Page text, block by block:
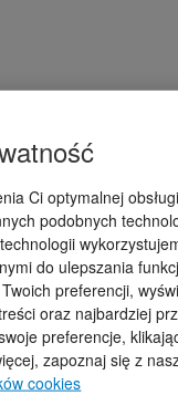
Ci optymalnej
podobnych
do ulepszania
preferencji,
oraz najbardziej
preferencje,
zapoznaj się z
cookies